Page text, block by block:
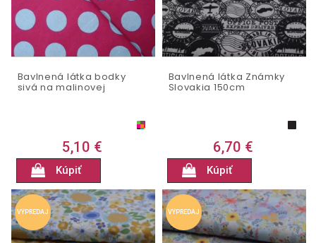
Bavlnená látka bodky
sivá na malinovej
5,10 €
Kúpiť
Bavlnená látka Známky
Slovakia 150cm
6,70 €
Kúpiť
VÝPREDAJ VÝPREDAJ